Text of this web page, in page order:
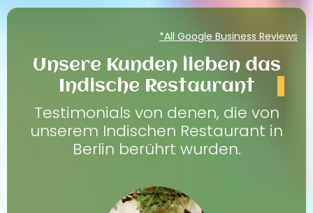
*All Google Business Reviews
Unsere Kunden lieben das
Indische Restaurant
Testimonials von denen, die von
unserem Indischen Restaurant in
Berlin berührt wurden.